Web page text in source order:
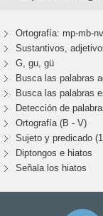
Ortografía: mp-mb-nv
Sustantivos,
G, gu, gü
Busca las palabras
Busca las palabras
Detección de
Ortografía (B - V)
Sujeto y predicado
Diptongos e hiatos
Señala los hiatos